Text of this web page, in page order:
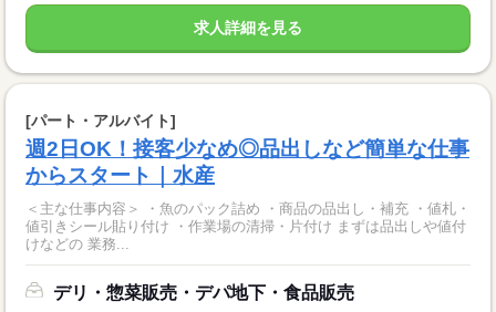
求人詳細を見る
[パート・アルバイト]
週2日OK！接客少なめ◎品出しなど簡単な仕事
からスタート｜水産
＜主な仕事内容＞ ・魚のパック詰め ・商品の品出し・補充 ・値札・
値引きシール貼り付け ・作業場の清掃・片付け まずは品出しや値付
けなどの 業務...
デリ・惣菜販売・デパ地下・食品販売